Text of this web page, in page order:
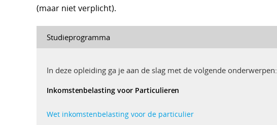
(maar niet verplicht).
Studieprogramma
In deze opleiding ga je aan de slag met de volgende onderwerpen:
Inkomstenbelasting voor Particulieren
Wet inkomstenbelasting voor de particulier